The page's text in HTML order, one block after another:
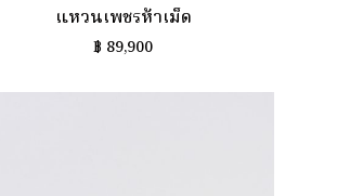
แหวนเพชรห้าเม็ด
฿ 89,900